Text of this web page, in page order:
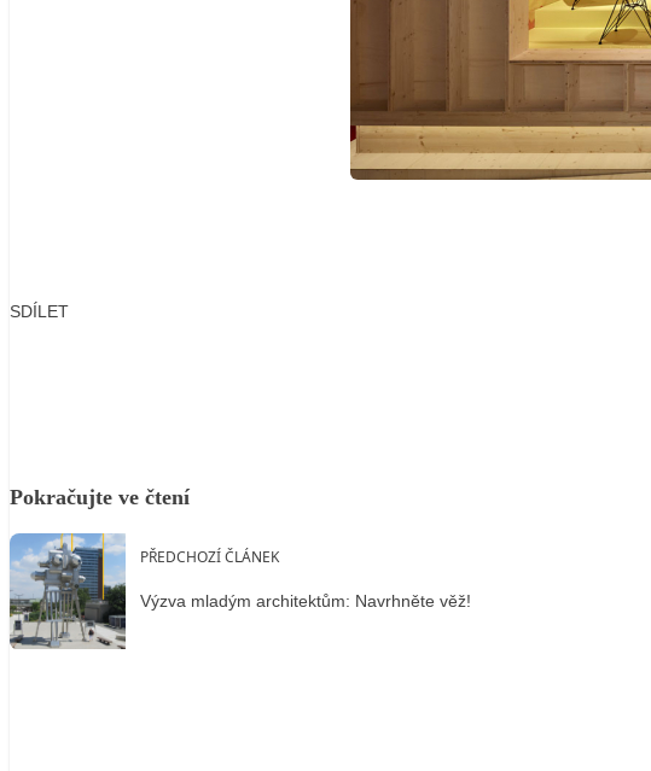
SDÍLET
Pokračujte ve čtení
PŘEDCHOZÍ ČLÁNEK
Výzva mladým architektům: Navrhněte věž!